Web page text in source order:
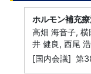
ホルモン補充
高畑 海音子,
井 健良, 西尾
[国内会議] 第